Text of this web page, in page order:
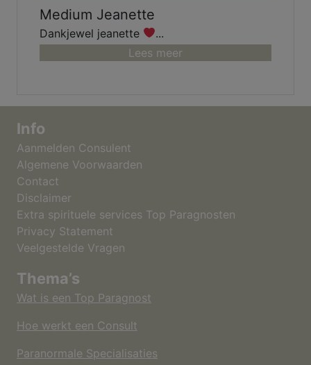
Medium Jeanette
Dankjewel jeanette
...
Lees meer
Info
Aanmelden Consulent
Algemene Voorwaarden
Contact
Disclaimer
Extra spirituele services Top Paragnosten
Privacy Statement
Veelgestelde Vragen
Thema’s
Wat is een Top Paragnost
Hoe werkt een Consult
Paranormale Specialisaties